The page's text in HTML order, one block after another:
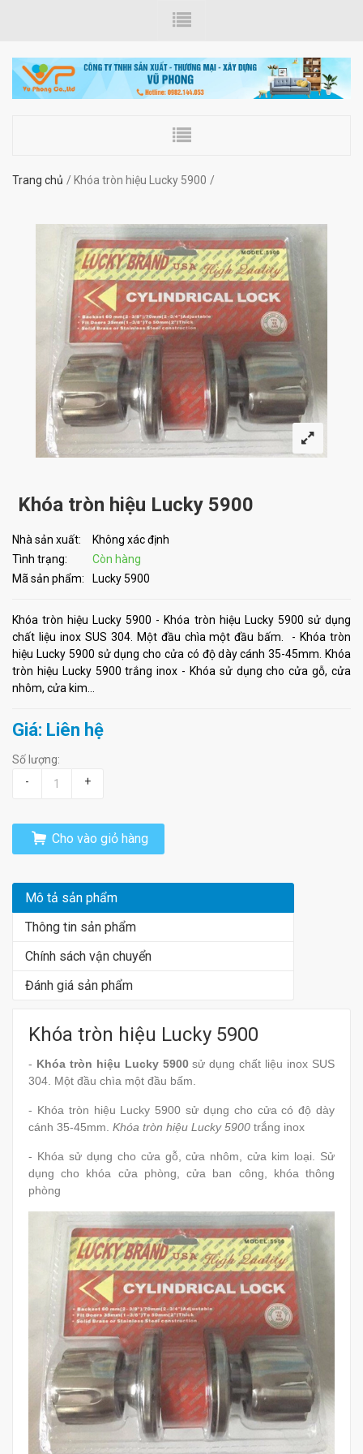
Trang chủ Khóa tròn hiệu Lucky 5900
Khóa tròn hiệu Lucky 5900
Nhà sản xuất:
Không xác định
Tình trạng:
Còn hàng
Mã sản phẩm:
Lucky 5900
Khóa tròn hiệu Lucky 5900 - Khóa tròn hiệu Lucky 5900 sử dụng
chất liệu inox SUS 304. Một đầu chìa một đầu bấm. - Khóa tròn
hiệu Lucky 5900 sử dụng cho cửa có độ dày cánh 35-45mm. Khóa
tròn hiệu Lucky 5900 trắng inox - Khóa sử dụng cho cửa gỗ, cửa
nhôm, cửa kim...
Giá: Liên hệ
Số lượng:
-
+
Cho vào giỏ hàng
Mô tả sản phẩm
Thông tin sản phẩm
Chính sách vận chuyển
Đánh giá sản phẩm
Khóa tròn hiệu Lucky 5900
- Khóa tròn hiệu Lucky 5900 sử dụng chất liệu inox SUS
304. Một đầu chìa một đầu bấm.
- Khóa tròn hiệu Lucky 5900 sử dụng cho cửa có độ dày
cánh 35-45mm. Khóa tròn hiệu Lucky 5900 trắng inox
- Khóa sử dụng cho cửa gỗ, cửa nhôm, cửa kim loại. Sử
dụng cho khóa cửa phòng, cửa ban công, khóa thông
phòng